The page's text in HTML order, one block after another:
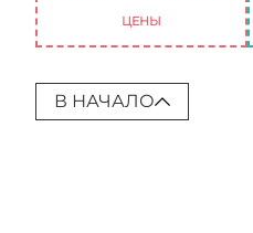
ЦЕНЫ
В НАЧАЛО